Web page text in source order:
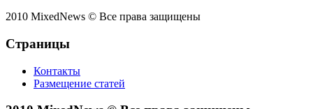
2010 MixedNews © Все права защищены
Страницы
Контакты
Размещение статей